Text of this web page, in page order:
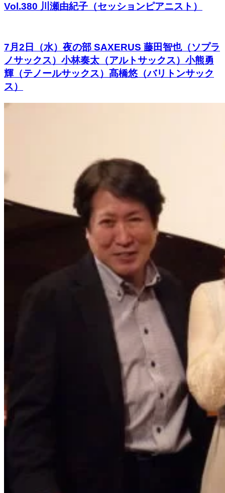
Vol.380 川瀬由紀子（セッションピアニスト）
7月2日（水）夜の部 SAXERUS 藤田智也（ソプラ
ノサックス）小林奏太（アルトサックス）小熊勇
輝（テノールサックス）髙橋悠（バリトンサック
ス）